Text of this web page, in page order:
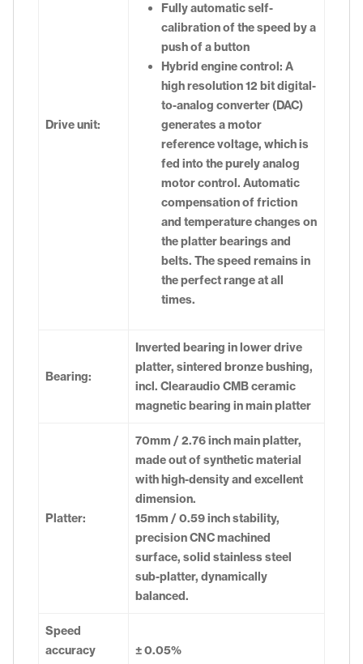
Drive unit:
Fully automatic self-
calibration of the speed by a
push of a button
Hybrid engine control: A
high resolution 12 bit digital-
to-analog converter (DAC)
generates a motor
reference voltage, which is
fed into the purely analog
motor control. Automatic
compensation of friction
and temperature changes on
the platter bearings and
belts. The speed remains in
the perfect range at all
times.
Bearing:
Inverted bearing in lower drive
platter, sintered bronze bushing,
incl. Clearaudio CMB ceramic
magnetic bearing in main platter
Platter:
70mm / 2.76 inch main platter,
made out of synthetic material
with high-density and excellent
dimension.
15mm / 0.59 inch stability,
precision CNC machined
surface, solid stainless steel
sub-platter, dynamically
balanced.
Speed
accuracy
± 0.05%